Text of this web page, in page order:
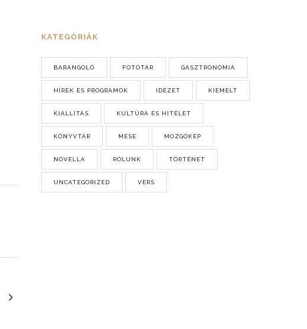
KATEGÓRIÁK
BARANGOLÓ FOTÓTÁR GASZTRONÓMIA
HÍREK ÉS PROGRAMOK IDÉZET KIEMELT
KIÁLLÍTÁS KULTÚRA ÉS HITÉLET
KÖNYVTÁR MESE MOZGÓKÉP
NOVELLA RÓLUNK TÖRTÉNET
UNCATEGORIZED VERS